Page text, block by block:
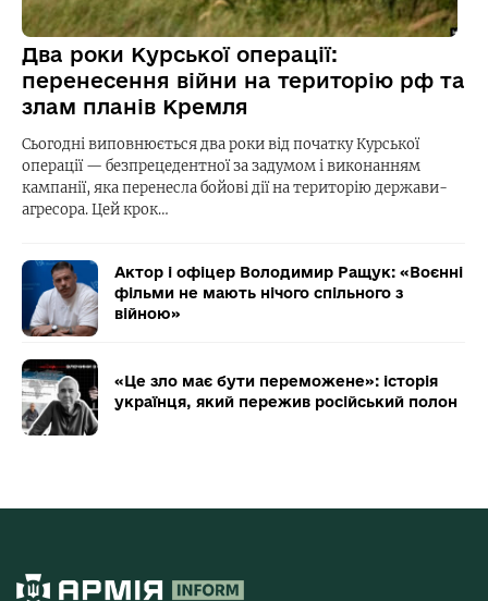
Два роки Курської операції:
перенесення війни на територію рф та
злам планів Кремля
Сьогодні виповнюється два роки від початку Курської
операції — безпрецедентної за задумом і виконанням
кампанії, яка перенесла бойові дії на територію держави-
агресора. Цей крок…
Актор і офіцер Володимир Ращук: «Воєнні
фільми не мають нічого спільного з
війною»
«Це зло має бути переможене»: історія
українця, який пережив російський полон